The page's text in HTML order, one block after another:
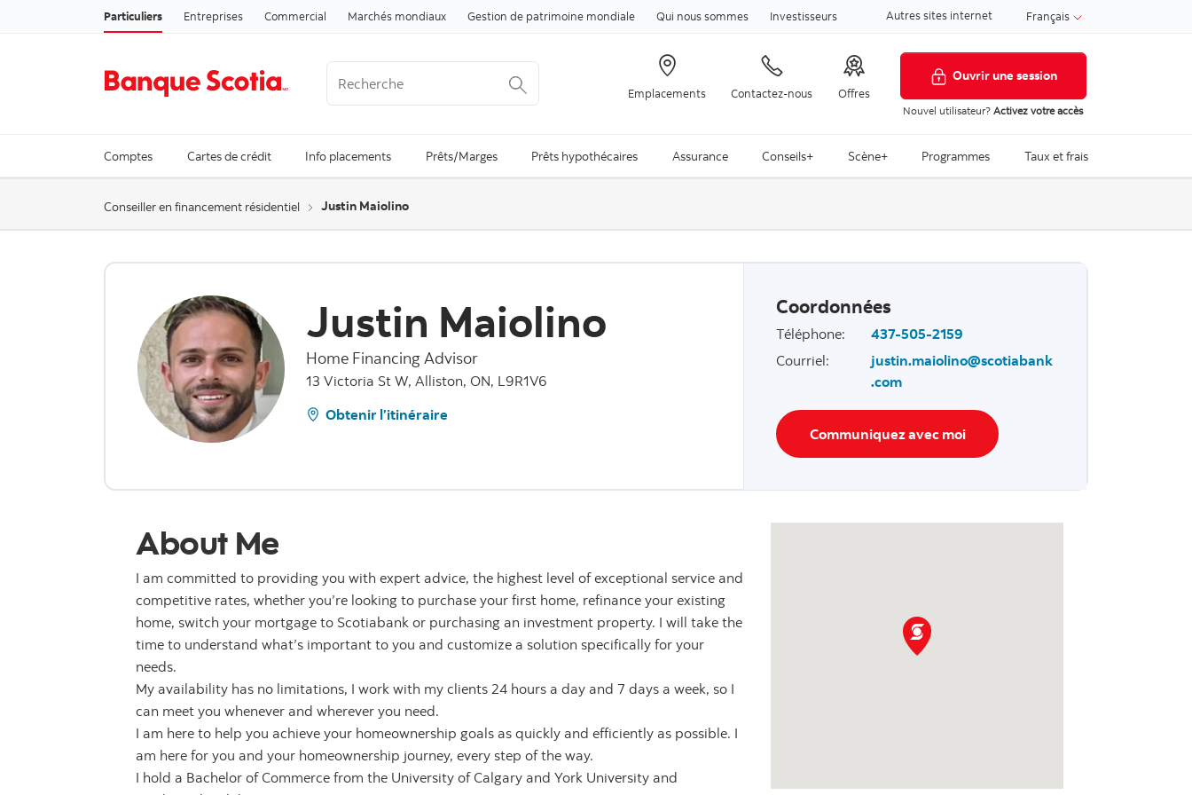
Passer au contenu
Particuliers Entreprises Commercial Marchés mondiaux Gestion de patrimoine mondiale Qui nous sommes Investisseurs Autres sites internet Français
Emplacements Contactez-nous Offres
Ouvrir une session
Nouvel utilisateur?Activez votre accès
Comptes Cartes de crédit Info placements Prêts/Marges Prêts hypothécaires Assurance Conseils+ Scène+ Programmes Taux et frais
Conseiller en financement résidentiel Justin Maiolino
Justin Maiolino
Home Financing Advisor
13 Victoria St W, Alliston, ON, L9R1V6
Obtenir l’itinéraire
Coordonnées
Téléphone:
437-505-2159
Courriel:
justin.maiolino@scotiabank
.com
Communiquez avec moi
About Me
I am committed to providing you with expert advice, the highest level of exceptional service and
competitive rates, whether you’re looking to purchase your first home, refinance your existing
home, switch your mortgage to Scotiabank or purchasing an investment property. I will take the
time to understand what’s important to you and customize a solution specifically for your
needs.
My availability has no limitations, I work with my clients 24 hours a day and 7 days a week, so I
can meet you whenever and wherever you need.
I am here to help you achieve your homeownership goals as quickly and efficiently as possible. I
am here for you and your homeownership journey, every step of the way.
I hold a Bachelor of Commerce from the University of Calgary and York University and